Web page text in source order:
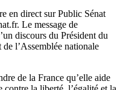
en direct sur Public Sénat
. Le message de
discours du Président du
l’Assemblée nationale
de la France qu’elle aide